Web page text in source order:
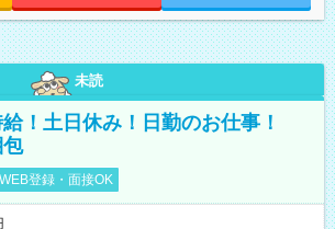
未読
！土日休み！日勤のお仕事！
WEB登録・面接OK